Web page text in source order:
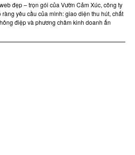
đẹp – trọn gói của Vườn Cảm Xúc, công ty
yêu cầu của mình: giao diện thu hút, chất
điệp và phương châm kinh doanh ấn